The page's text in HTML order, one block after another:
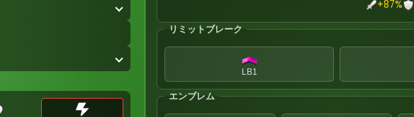
+87%
リミットブレーク
LB1
エンブレム